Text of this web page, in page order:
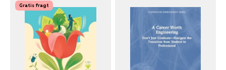
Gratis fragt